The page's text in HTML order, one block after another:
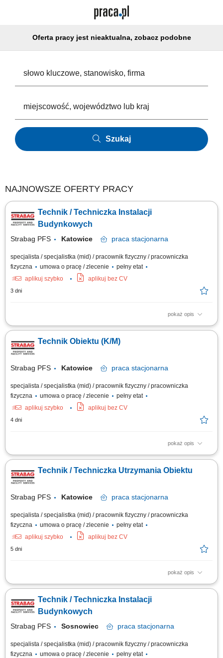
Oferta pracy jest nieaktualna, zobacz podobne
Szukaj
NAJNOWSZE OFERTY PRACY
Technik / Techniczka Instalacji
Budynkowych
Strabag PFS Katowice praca stacjonarna
specjalista / specjalistka (mid) / pracownik fizyczny / pracowniczka
fizyczna
umowa o pracę / zlecenie
pełny etat
aplikuj szybko
aplikuj bez CV
3 dni
pokaż opis
Opis stanowiska Utrzymanie sprawności instalacji budynkowych:
przeglądy oraz konserwacja urządzeń technicznych. Usuwanie awarii i
bieżące reagowanie na zgłoszenia serwisowe. Współpraca z
Technik Obiektu (K/M)
Strabag PFS Katowice praca stacjonarna
specjalista / specjalistka (mid) / pracownik fizyczny / pracowniczka
fizyczna
umowa o pracę / zlecenie
pełny etat
aplikuj szybko
aplikuj bez CV
4 dni
pokaż opis
Zadania: bieżąca eksploatacja, konserwacja instalacji i urządzeń
klimatyzacyjne, grzewcze, wentylacyjne; monitorowanie pracy
powierzonych urządzeń; usuwanie awarii; współpraca z serwisami
Technik / Techniczka Utrzymania Obiektu
Strabag PFS Katowice praca stacjonarna
specjalista / specjalistka (mid) / pracownik fizyczny / pracowniczka
fizyczna
umowa o pracę / zlecenie
pełny etat
aplikuj szybko
aplikuj bez CV
5 dni
pokaż opis
Opis stanowiska Zapewnienie sprawnego działania instalacji i urządzeń
grzewczych). Bieżąca konserwacja oraz wykonywanie przeglądów
technicznych systemów w obiekcie. Diagnozowanie i usuwanie awarii
Technik / Techniczka Instalacji
Budynkowych
Strabag PFS Sosnowiec praca stacjonarna
specjalista / specjalistka (mid) / pracownik fizyczny / pracowniczka
fizyczna
umowa o pracę / zlecenie
pełny etat